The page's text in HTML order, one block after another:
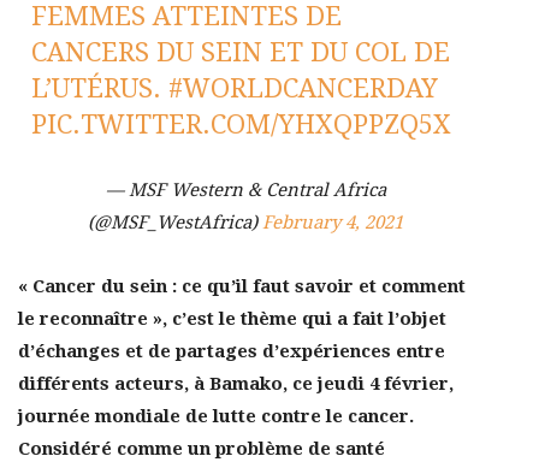
FEMMES ATTEINTES DE
CANCERS DU SEIN ET DU COL DE
L’UTÉRUS. #WORLDCANCERDAY
PIC.TWITTER.COM/YHXQPPZQ5X
— MSF Western & Central Africa
(@MSF_WestAfrica)February 4, 2021
« Cancer du sein : ce qu’il faut savoir et comment
le reconnaître », c’est le thème qui a fait l’objet
d’échanges et de partages d’expériences entre
différents acteurs, à Bamako, ce jeudi 4 février,
journée mondiale de lutte contre le cancer.
Considéré comme un problème de santé